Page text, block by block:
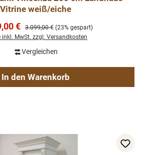
Vitrine weiß/eiche
€ Regulärer Preis:
3.099,00 € (23% gespart)
inkl. MwSt. zzgl. Versandkosten
Vergleichen
In den Warenkorb